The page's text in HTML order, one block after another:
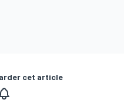
cet article